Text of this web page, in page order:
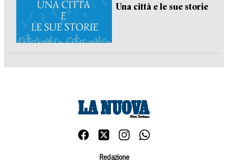
Una città e le sue storie
Redazione